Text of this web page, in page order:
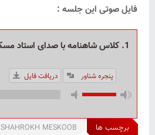
فایل صوتی این جلسه :
1. کلاس شاهنامه با صدای استاد مسکوب – گفتار چهارم – بخش پنجم ( جهان داری و پادشاهی )
پنجره شناور دریافت فایل
برچسب ها SHAHROKH MESKOOB